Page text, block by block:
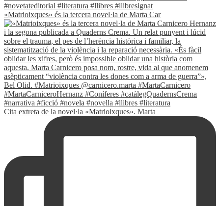
«Matrioixques» és la tercera novel·la de Marta Car
Cita extreta de la novel·la «Matrioixques». Marta